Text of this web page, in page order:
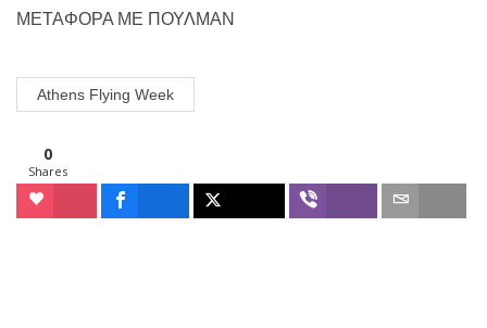
MΕΤΑΦΟΡΑ ΜΕ ΠΟΥΛΜΑΝ
Athens Flying Week
0
Shares